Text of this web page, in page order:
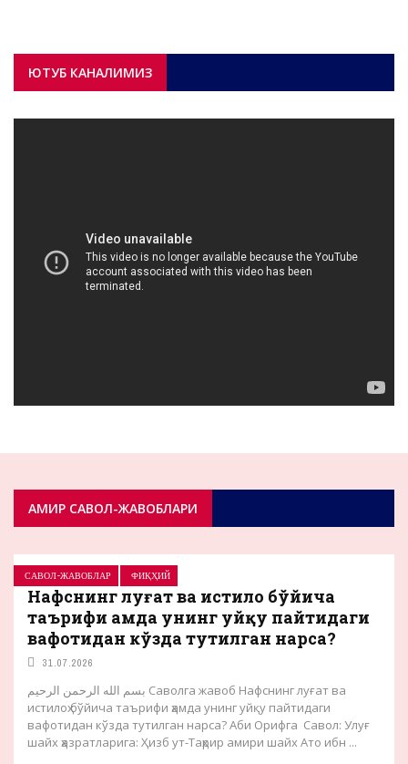
ЮТУБ КАНАЛИМИЗ
АМИР САВОЛ-ЖАВОБЛАРИ
САВОЛ-ЖАВОБЛАР ФИҚҲИЙ
Hафснинг луғат ва истилоҳ бўйича
таърифи ҳамда унинг уйқу пайтидаги
вафотидан кўзда тутилган нарса?
31.07.2026
بسم الله الرحمن الرحيم Саволга жавоб Hафснинг луғат ва
истилоҳ бўйича таърифи ҳамда унинг уйқу пайтидаги
вафотидан кўзда тутилган нарса? Аби Орифга Савол: Улуғ
шайх ҳазратларига: Ҳизб ут-Таҳрир амири шайх Ато ибн ...